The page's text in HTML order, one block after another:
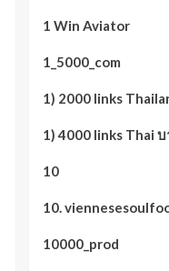
1 Win Aviator
1_5000_com
1) 2000 links
1) 4000 links Thai บ
10
10.
10000_prod